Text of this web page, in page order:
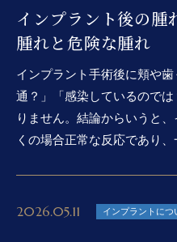
インプラント後の腫
腫れと危険な腫れ
インプラント手術後に頬や
通？」「感染しているので
りません。結論からいうと
くの場合正常な反応であり
2026.05.11 インプラントにつ